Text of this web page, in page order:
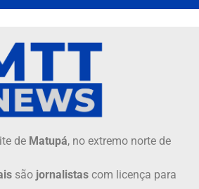
de Matupá, no extremo norte de
são jornalistas com licença para